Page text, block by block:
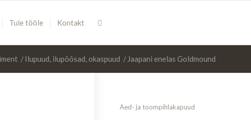
Tule tööle Kontakt
/ Ilupuud, ilupõõsad, okaspuud / Jaapani enelas Goldmound
Aed- ja toompihlakapuud